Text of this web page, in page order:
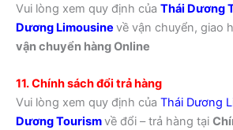
Vui lòng xem quy định của Thái Dương
Dương Limousine về vận chuyển, giao
vận chuyển hàng Online
11. Chính sách đổi trả hàng
Vui lòng xem quy định của Thái Dương
Dương Tourismvề đổi – trả hàng tại